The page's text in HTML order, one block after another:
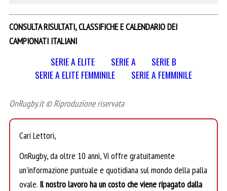
CONSULTA RISULTATI, CLASSIFICHE E CALENDARIO DEI
CAMPIONATI ITALIANI
SERIE A ELITE SERIE A
SERIE B
SERIE A ELITE FEMMINILE
SERIE A FEMMINILE
OnRugby.it © Riproduzione riservata
Cari Lettori,
OnRugby, da oltre 10 anni, Vi offre gratuitamente
un’informazione puntuale e quotidiana sul mondo della palla
ovale. Il nostro lavoro ha un costo che viene ripagato dalla